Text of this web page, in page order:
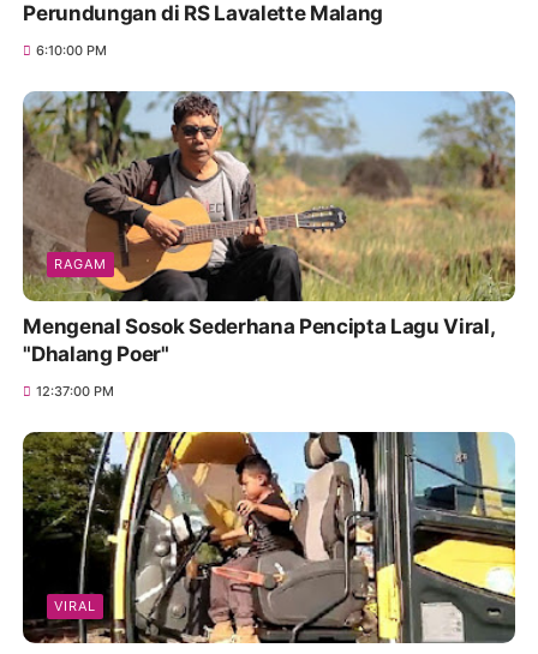
Perundungan di RS Lavalette Malang
6:10:00 PM
RAGAM
Mengenal Sosok Sederhana Pencipta Lagu Viral,
"Dhalang Poer"
12:37:00 PM
VIRAL